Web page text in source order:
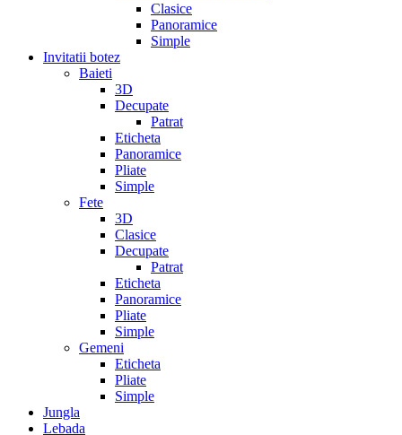
Clasice
Panoramice
Simple
Invitatii botez
Baieti
3D
Decupate
Patrat
Eticheta
Panoramice
Pliate
Simple
Fete
3D
Clasice
Decupate
Patrat
Eticheta
Panoramice
Pliate
Simple
Gemeni
Eticheta
Pliate
Simple
Jungla
Lebada